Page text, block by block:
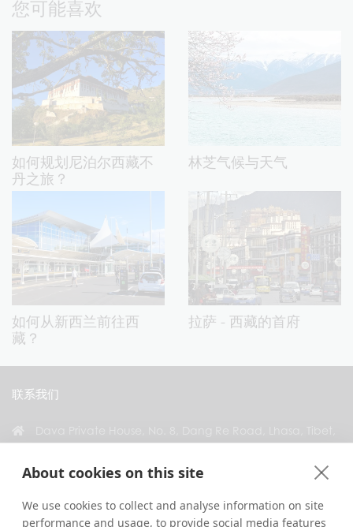
About cookies on this site
We use cookies to collect and analyse information on site
performance and usage, to provide social media features
您可能喜欢
如何规划尼泊尔西藏不
丹之旅？
林芝气候与天气
如何从新西兰前往西
藏？
拉萨 - 西藏的首府
联系我们
China
+86 18583346229
inquiry@greattibettour.com